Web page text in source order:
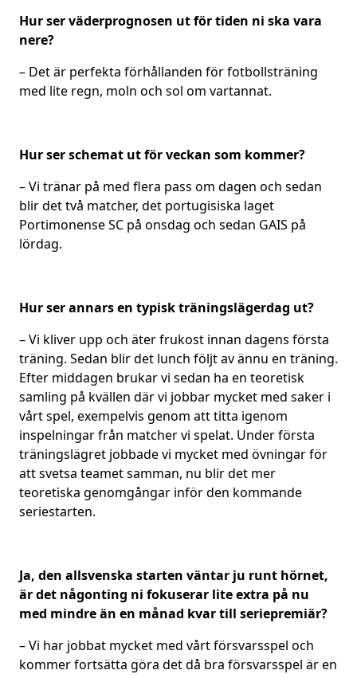
Hur ser väderprognosen ut för tiden ni ska vara
nere?
– Det är perfekta förhållanden för fotbollsträning
med lite regn, moln och sol om vartannat.
Hur ser schemat ut för veckan som kommer?
– Vi tränar på med flera pass om dagen och sedan
blir det två matcher, det portugisiska laget
Portimonense SC på onsdag och sedan GAIS på
lördag.
Hur ser annars en typisk träningslägerdag ut?
– Vi kliver upp och äter frukost innan dagens första
träning. Sedan blir det lunch följt av ännu en träning.
Efter middagen brukar vi sedan ha en teoretisk
samling på kvällen där vi jobbar mycket med saker i
vårt spel, exempelvis genom att titta igenom
inspelningar från matcher vi spelat. Under första
träningslägret jobbade vi mycket med övningar för
att svetsa teamet samman, nu blir det mer
teoretiska genomgångar inför den kommande
seriestarten.
Ja, den allsvenska starten väntar ju runt hörnet,
är det någonting ni fokuserar lite extra på nu
med mindre än en månad kvar till seriepremiär?
– Vi har jobbat mycket med vårt försvarsspel och
kommer fortsätta göra det då bra försvarsspel är en